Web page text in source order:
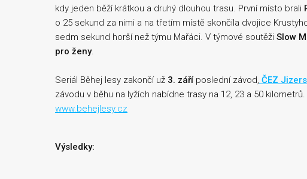
kdy jeden běží krátkou a druhý dlouhou trasu. První místo brali
o 25 sekund za nimi a na třetím místě skončila dvojice
sedm sekund horší než týmu Mařáci. V týmové soutěži Slow
pro ženy.
Seriál Běhej lesy zakončí už 3. září poslední závod, ČEZ
závodu v běhu na lyžích nabídne trasy na 12, 23 a 50
www.behejlesy.cz
Výsledky: